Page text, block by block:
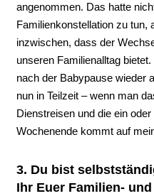
angenommen. Das hatte
Familienkonstellation zu tun,
inzwischen, dass der
unseren Familienalltag
nach der Babypause wieder
nun in Teilzeit – wenn man
Dienstreisen und die ein
Wochenende kommt auf
3. Du bist
Ihr Euer Familien-